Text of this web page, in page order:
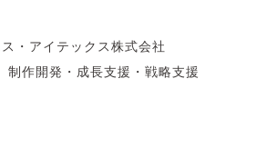
ス・アイテックス株式会社
制作開発・成長支援・戦略支援